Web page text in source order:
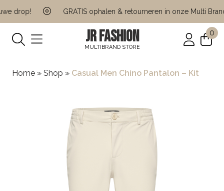
drop! GRATIS ophalen & retourneren in onze Multi Brand
JR FASHION
MULTIBRAND STORE
0
Home » Shop » Casual Men Chino Pantalon – Kit